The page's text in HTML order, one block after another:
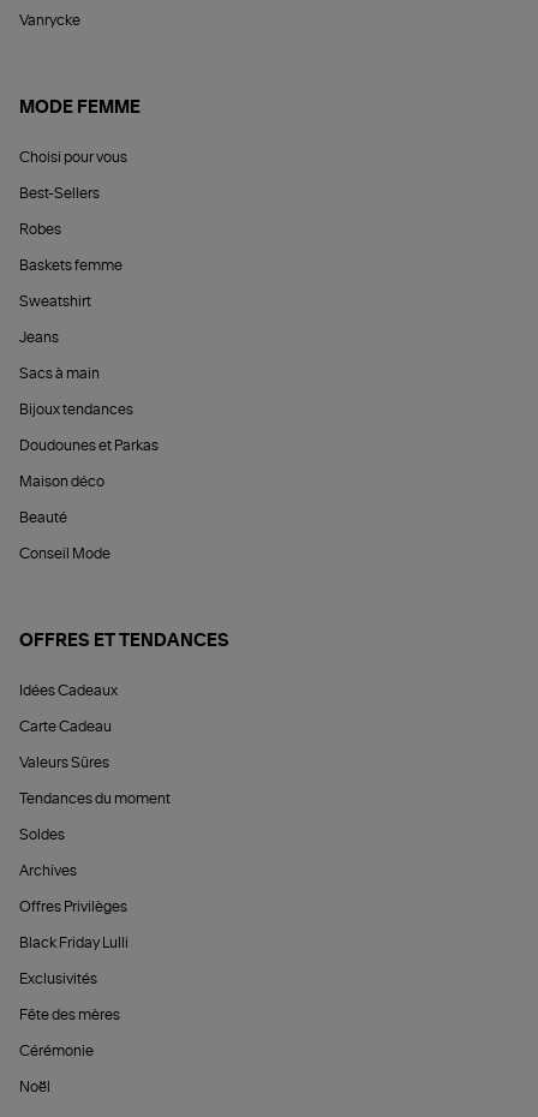
Vanrycke
MODE FEMME
Choisi pour vous
Best-Sellers
Robes
Baskets femme
Sweatshirt
Jeans
Sacs à main
Bijoux tendances
Doudounes et Parkas
Maison déco
Beauté
Conseil Mode
OFFRES ET TENDANCES
Idées Cadeaux
Carte Cadeau
Valeurs Sûres
Tendances du moment
Soldes
Archives
Offres Privilèges
Black Friday Lulli
Exclusivités
Fête des mères
Cérémonie
Noël